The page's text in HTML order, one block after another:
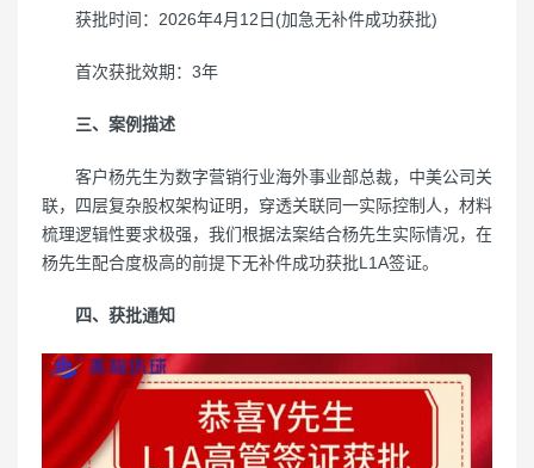
获批时间：2026年4月12日(加急无补件成功获批)
首次获批效期：3年
三、案例描述
客户杨先生为数字营销行业海外事业部总裁，中美公司关
联，四层复杂股权架构证明，穿透关联同一实际控制人，材料
梳理逻辑性要求极强，我们根据法案结合杨先生实际情况，在
杨先生配合度极高的前提下无补件成功获批L1A签证。
四、获批通知